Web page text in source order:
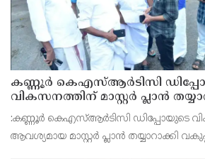
കണ്ണൂർ കെഎസ്ആർടിസി
വികസനത്തിന് മാസ്റ്റർ പ്ലാൻ
സമർപ്പിക്കും : ടി ഒ മോഹനൻ
:കണ്ണൂർ കെഎസ്ആർടിസി ഡിപ്പോയുടെ
ആവശ്യമായ മാസ്റ്റർ പ്ലാൻ തയ്യാറാക്കി